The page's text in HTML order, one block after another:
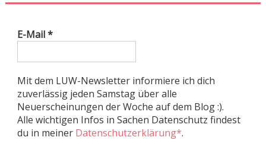
E-Mail*
Mit dem LUW-Newsletter informiere ich dich
zuverlässig jeden Samstag über alle
Neuerscheinungen der Woche auf dem Blog :).
Alle wichtigen Infos in Sachen Datenschutz findest
du in meiner Datenschutzerklärung*.